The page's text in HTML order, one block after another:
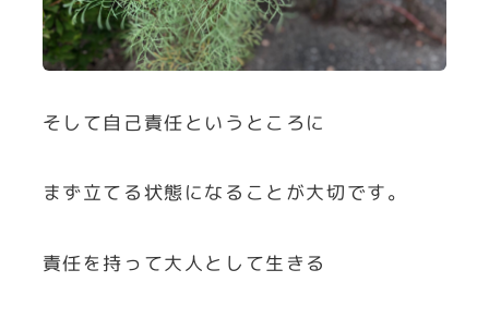
そして自己責任というところに
まず立てる状態になることが大切です。
責任を持って大人として生きる